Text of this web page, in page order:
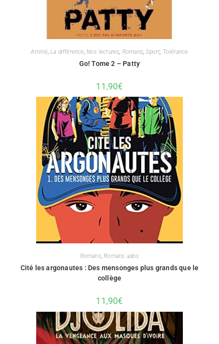
Amitié La différence Nos lectures Romans ,Sport Tolérance
Go! Tome 2 – Patty
11,90€
Romans,Romans ados
Cité les argonautes : Des mensonges plus grands que le
collège
11,90€